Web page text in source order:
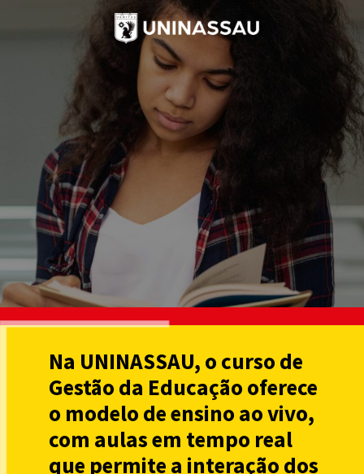
Na UNINASSAU, o curso de
Gestão da Educação oferece
o modelo de ensino ao vivo,
com aulas em tempo real
que permite a interação dos